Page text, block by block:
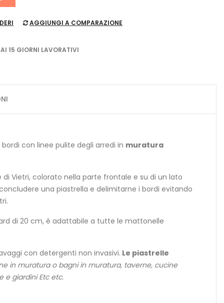
AGGIUNGI A COMPARAZIONE
15 GIORNI LAVORATIVI
con linee pulite degli arredi in muratura
Vietri, colorato nella parte frontale e su di un lato
una piastrella e delimitarne i bordi evitando
di 20 cm, è adattabile a tutte le mattonelle
con detergenti non invasivi. Le piastrelle
in muratura o bagni in muratura, taverne, cucine
e giardini Etc etc.